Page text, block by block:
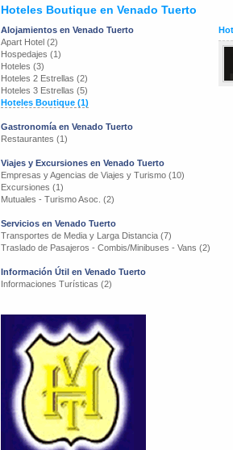
Hoteles Boutique en Venado Tuerto
Alojamientos en Venado Tuerto
Apart Hotel (2)
Hospedajes (1)
Hoteles (3)
Hoteles 2 Estrellas (2)
Hoteles 3 Estrellas (5)
Hoteles Boutique (1)
Gastronomía en Venado Tuerto
Restaurantes (1)
Viajes y Excursiones en Venado Tuerto
Empresas y Agencias de Viajes y Turismo (10)
Excursiones (1)
Mutuales - Turismo Asoc. (2)
Servicios en Venado Tuerto
Transportes de Media y Larga Distancia (7)
Traslado de Pasajeros - Combis/Minibuses - Vans (2)
Información Útil en Venado Tuerto
Informaciones Turísticas (2)